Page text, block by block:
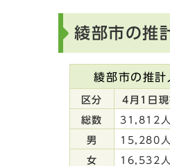
綾部市の推
綾部市の推計
区分 4月1日現
総数 31,812人
男 15,280人
女 16,532人